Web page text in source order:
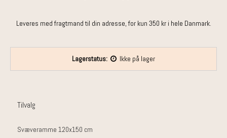
Leveres med fragtmand til din adresse, for kun 350 kr i hele Danmark.
Lagerstatus: Ikke på lager
Tilvalg
Svæveramme 120x150 cm